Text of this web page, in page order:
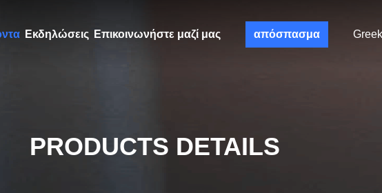
Εκδηλώσεις Επικοινωνήστε μαζί μας απόσπασμα Greek
PRODUCTS DETAILS